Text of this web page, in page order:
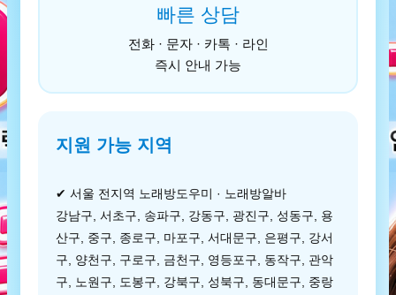
빠른 상담
전화 · 문자 · 카톡 · 라인
즉시 안내 가능
지원 가능 지역
✔ 서울 전지역 노래방도우미 · 노래방알바
강남구, 서초구, 송파구, 강동구, 광진구, 성동구, 용
산구, 중구, 종로구, 마포구, 서대문구, 은평구, 강서
구, 양천구, 구로구, 금천구, 영등포구, 동작구, 관악
구, 노원구, 도봉구, 강북구, 성북구, 동대문구, 중랑